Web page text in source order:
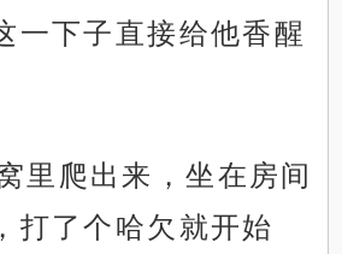
一下子直接给他香醒
里爬出来，坐在房间
打了个哈欠就开始